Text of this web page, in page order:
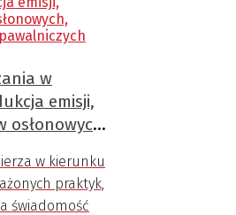
demontażu
odzyskiwać
te komponenty
w
emisji,
osłonowych,
w kierunku
praktyk,
świadomość